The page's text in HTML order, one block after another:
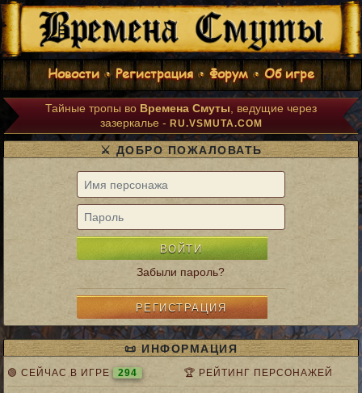
Новости Регистрация Форум Об игре
Тайные тропы во Времена Смуты, ведущие через
зазеркалье - RU.VSMUTA.COM
⚔️ ДОБРО ПОЖАЛОВАТЬ
ВОЙТИ
Забыли пароль?
РЕГИСТРАЦИЯ
📜 ИНФОРМАЦИЯ
🟢 СЕЙЧАС В ИГРЕ 294 🏆 РЕЙТИНГ ПЕРСОНАЖЕЙ